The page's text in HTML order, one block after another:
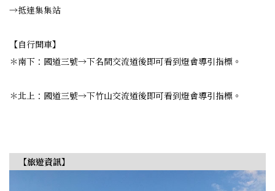
→抵達集集站
【自行開車】
＊南下：國道三號→下名間交流道後即可看到燈會導引指標。
＊北上：國道三號→下竹山交流道後即可看到燈會導引指標。
【旅遊資訊】